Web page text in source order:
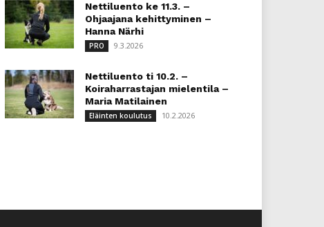
Nettiluento ke 11.3. –
Ohjaajana kehittyminen –
Hanna Närhi
PRO 9.3.2026
Nettiluento ti 10.2. –
Koiraharrastajan mielentila –
Maria Matilainen
Eläinten koulutus 10.2.2026